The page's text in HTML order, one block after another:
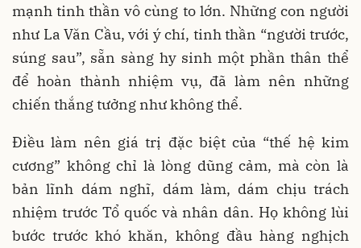
mạnh tinh thần vô cùng to lớn. Những con người
như La Văn Cầu, với ý chí, tinh thần “người trước,
súng sau”, sẵn sàng hy sinh một phần thân thể
để hoàn thành nhiệm vụ, đã làm nên những
chiến thắng tưởng như không thể.
Điều làm nên giá trị đặc biệt của “thế hệ kim
cương” không chỉ là lòng dũng cảm, mà còn là
bản lĩnh dám nghĩ, dám làm, dám chịu trách
nhiệm trước Tổ quốc và nhân dân. Họ không lùi
bước trước khó khăn, không đầu hàng nghịch